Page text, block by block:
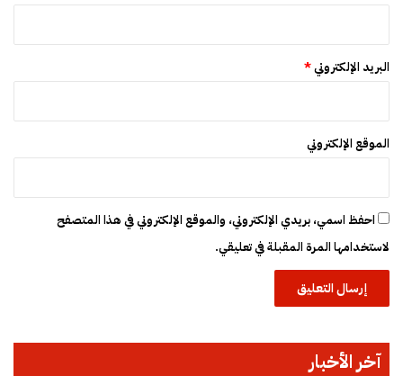
البريد الإلكتروني*
الموقع الإلكتروني
احفظ اسمي، بريدي الإلكتروني، والموقع الإلكتروني في هذا المتصفح
لاستخدامها المرة المقبلة في تعليقي.
آخر الأخبار